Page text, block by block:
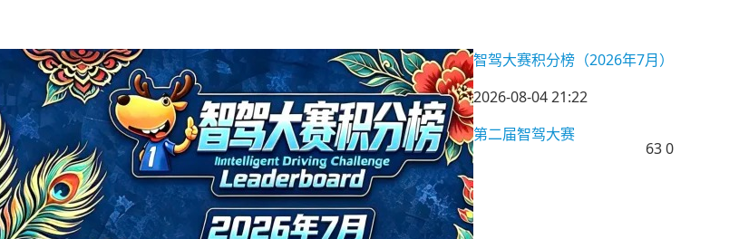
智驾大赛积分榜（2026年7月）
2026-08-04 21:22
第二届智驾大赛
630